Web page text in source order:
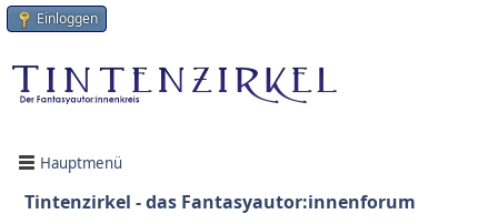
Einloggen
Hauptmenü
Tintenzirkel - das Fantasyautor:innenforum